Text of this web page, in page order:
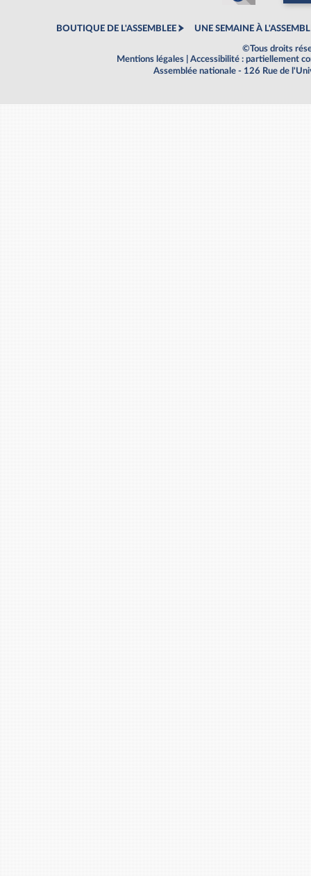
BOUTIQUE DE L'ASSEMBLEE UNE SEMAINE À
©Tous droits
Mentions légales
Accessibilité : partiellement
Assemblée nationale - 126 Rue de